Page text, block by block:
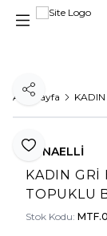
Ana Sayfa KADIN
Favoriye Ekle
Paylaş
TUNAELLİ
KADIN GRI
TOPUKLU
Stok Kodu: